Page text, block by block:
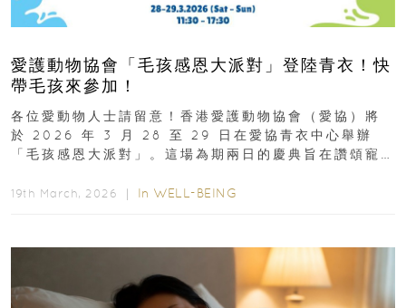
愛護動物協會「毛孩感恩大派對」登陸青衣！快
帶毛孩來參加！
各位愛動物人士請留意！香港愛護動物協會（愛協）將
於 2026 年 3 月 28 至 29 日在愛協青衣中心舉辦
「毛孩感恩大派對」。這場為期兩日的慶典旨在讚頌寵
19th March, 2026 ｜ In WELL-BEING